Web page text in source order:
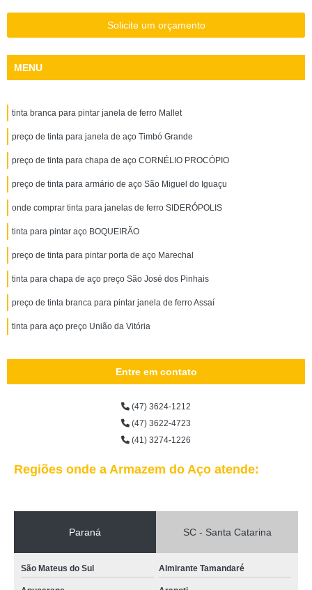
Solicite um orçamento
MENU
tinta branca para pintar janela de ferro Mallet
preço de tinta para janela de aço Timbó Grande
preço de tinta para chapa de aço CORNÉLIO PROCÓPIO
preço de tinta para armário de aço São Miguel do Iguaçu
onde comprar tinta para janelas de ferro SIDERÓPOLIS
tinta para pintar aço BOQUEIRÃO
preço de tinta para pintar porta de aço Marechal
tinta para chapa de aço preço São José dos Pinhais
preço de tinta branca para pintar janela de ferro Assaí
tinta para aço preço União da Vitória
Entre em contato
(47) 3624-1212
(47) 3622-4723
(41) 3274-1226
Regiões onde a Armazem do Aço atende:
Paraná SC - Santa Catarina
São Mateus do Sul Almirante Tamandaré